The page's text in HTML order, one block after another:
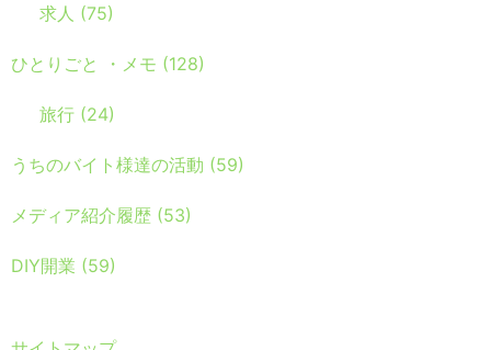
求人 (75)
ひとりごと ・メモ (128)
旅行 (24)
うちのバイト様達の活動 (59)
メディア紹介履歴 (53)
DIY開業 (59)